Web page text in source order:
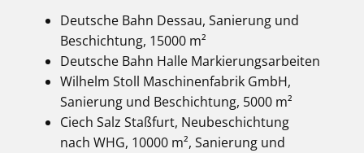
Deutsche Bahn Dessau, Sanierung und
Beschichtung, 15000 m²
Deutsche Bahn Halle Markierungsarbeiten
Wilhelm Stoll Maschinenfabrik GmbH,
Sanierung und Beschichtung, 5000 m²
Ciech Salz Staßfurt, Neubeschichtung
nach WHG, 10000 m², Sanierung und